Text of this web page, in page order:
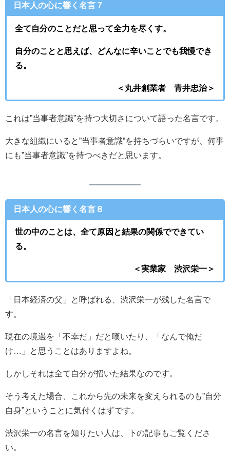
日本人の心に響く名言７
全て自分のことだと思って全力を尽くす。
自分のことと思えば、どんなに辛いことでも我慢でき
る。
＜丸井創業者 青井忠治＞
これは”当事者意識”を持つ大切さについて語った名言です。
大きな組織にいると”当事者意識”を持ちづらいですが、何事
にも”当事者意識”を持つべきだと思います。
日本人の心に響く名言８
世の中のことは、全て原因と結果の関係でできてい
る。
＜実業家 渋沢栄一＞
「日本経済の父」と呼ばれる、渋沢栄一が残した名言で
す。
現在の境遇を「不幸だ」だと嘆いたり、「なんで俺だ
け…」と思うことはありますよね。
しかしそれは全て自分が招いた結果なのです。
そう考えた場合、これから先の未来を変えられるのも”自分
自身”ということに気付くはずです。
渋沢栄一の名言を知りたい人は、下の記事もご覧くださ
い。